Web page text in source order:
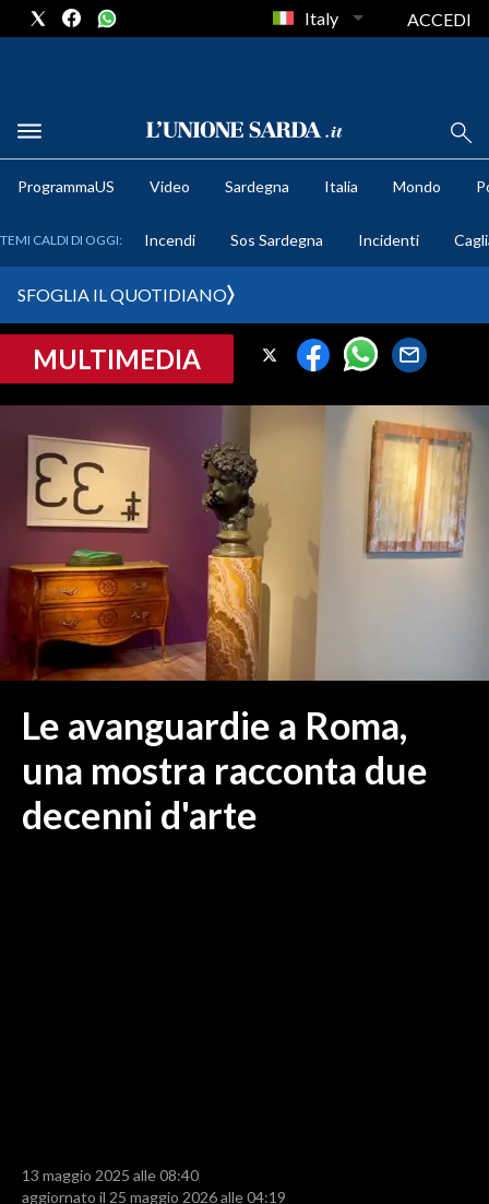
METEO
CRONACA SARDEGNA
PROVINCIA DI CAGLIARI
SULCIS IGLESIENTE
MEDIO CAMPIDANO
ORISTANO E PROVINCIA
SASSARI E PROVINCIA
GALLURA
NUORO E PROVINCIA
OGLIASTRA
ITALIA
MONDO
RISULTATI E CLASSIFICHE
Italy ACCEDI
ProgrammaUS Video Sardegna Italia Mondo
TEMI CALDI DI OGGI: Incendi Sos Sardegna Incidenti
SFOGLIA IL QUOTIDIANO
MULTIMEDIA
Le avanguardie a Roma,
una mostra racconta due
decenni d'arte
13 maggio 2025 alle 08:40
aggiornato il 25 maggio 2026 alle 04:19